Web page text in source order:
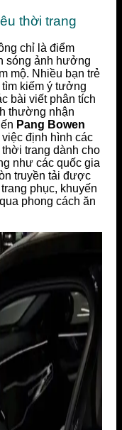
thời trang
chỉ là điểm
sóng ảnh hưởng
mộ. Nhiều bạn trẻ
kiếm ý tưởng
bài viết phân tích
thường nhận
Pang Bowen
định hình các
trang dành cho
như các quốc gia
truyền tải được
phục, khuyến
phong cách ăn